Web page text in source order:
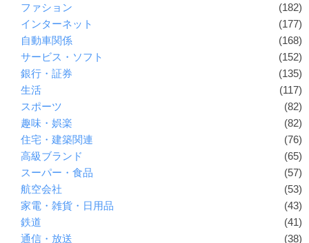
ファション
(182)
インターネット
(177)
自動車関係
(168)
サービス・ソフト
(152)
銀行・証券
(135)
生活
(117)
スポーツ
(82)
趣味・娯楽
(82)
住宅・建築関連
(76)
高級ブランド
(65)
スーパー・食品
(57)
航空会社
(53)
家電・雑貨・日用品
(43)
鉄道
(41)
通信・放送
(38)